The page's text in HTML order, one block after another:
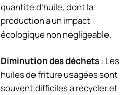
quantité d’huile, dont la
production a un impact
écologique non négligeable.
Diminution des déchets: Les
huiles de friture usagées sont
souvent difficiles à recycler et